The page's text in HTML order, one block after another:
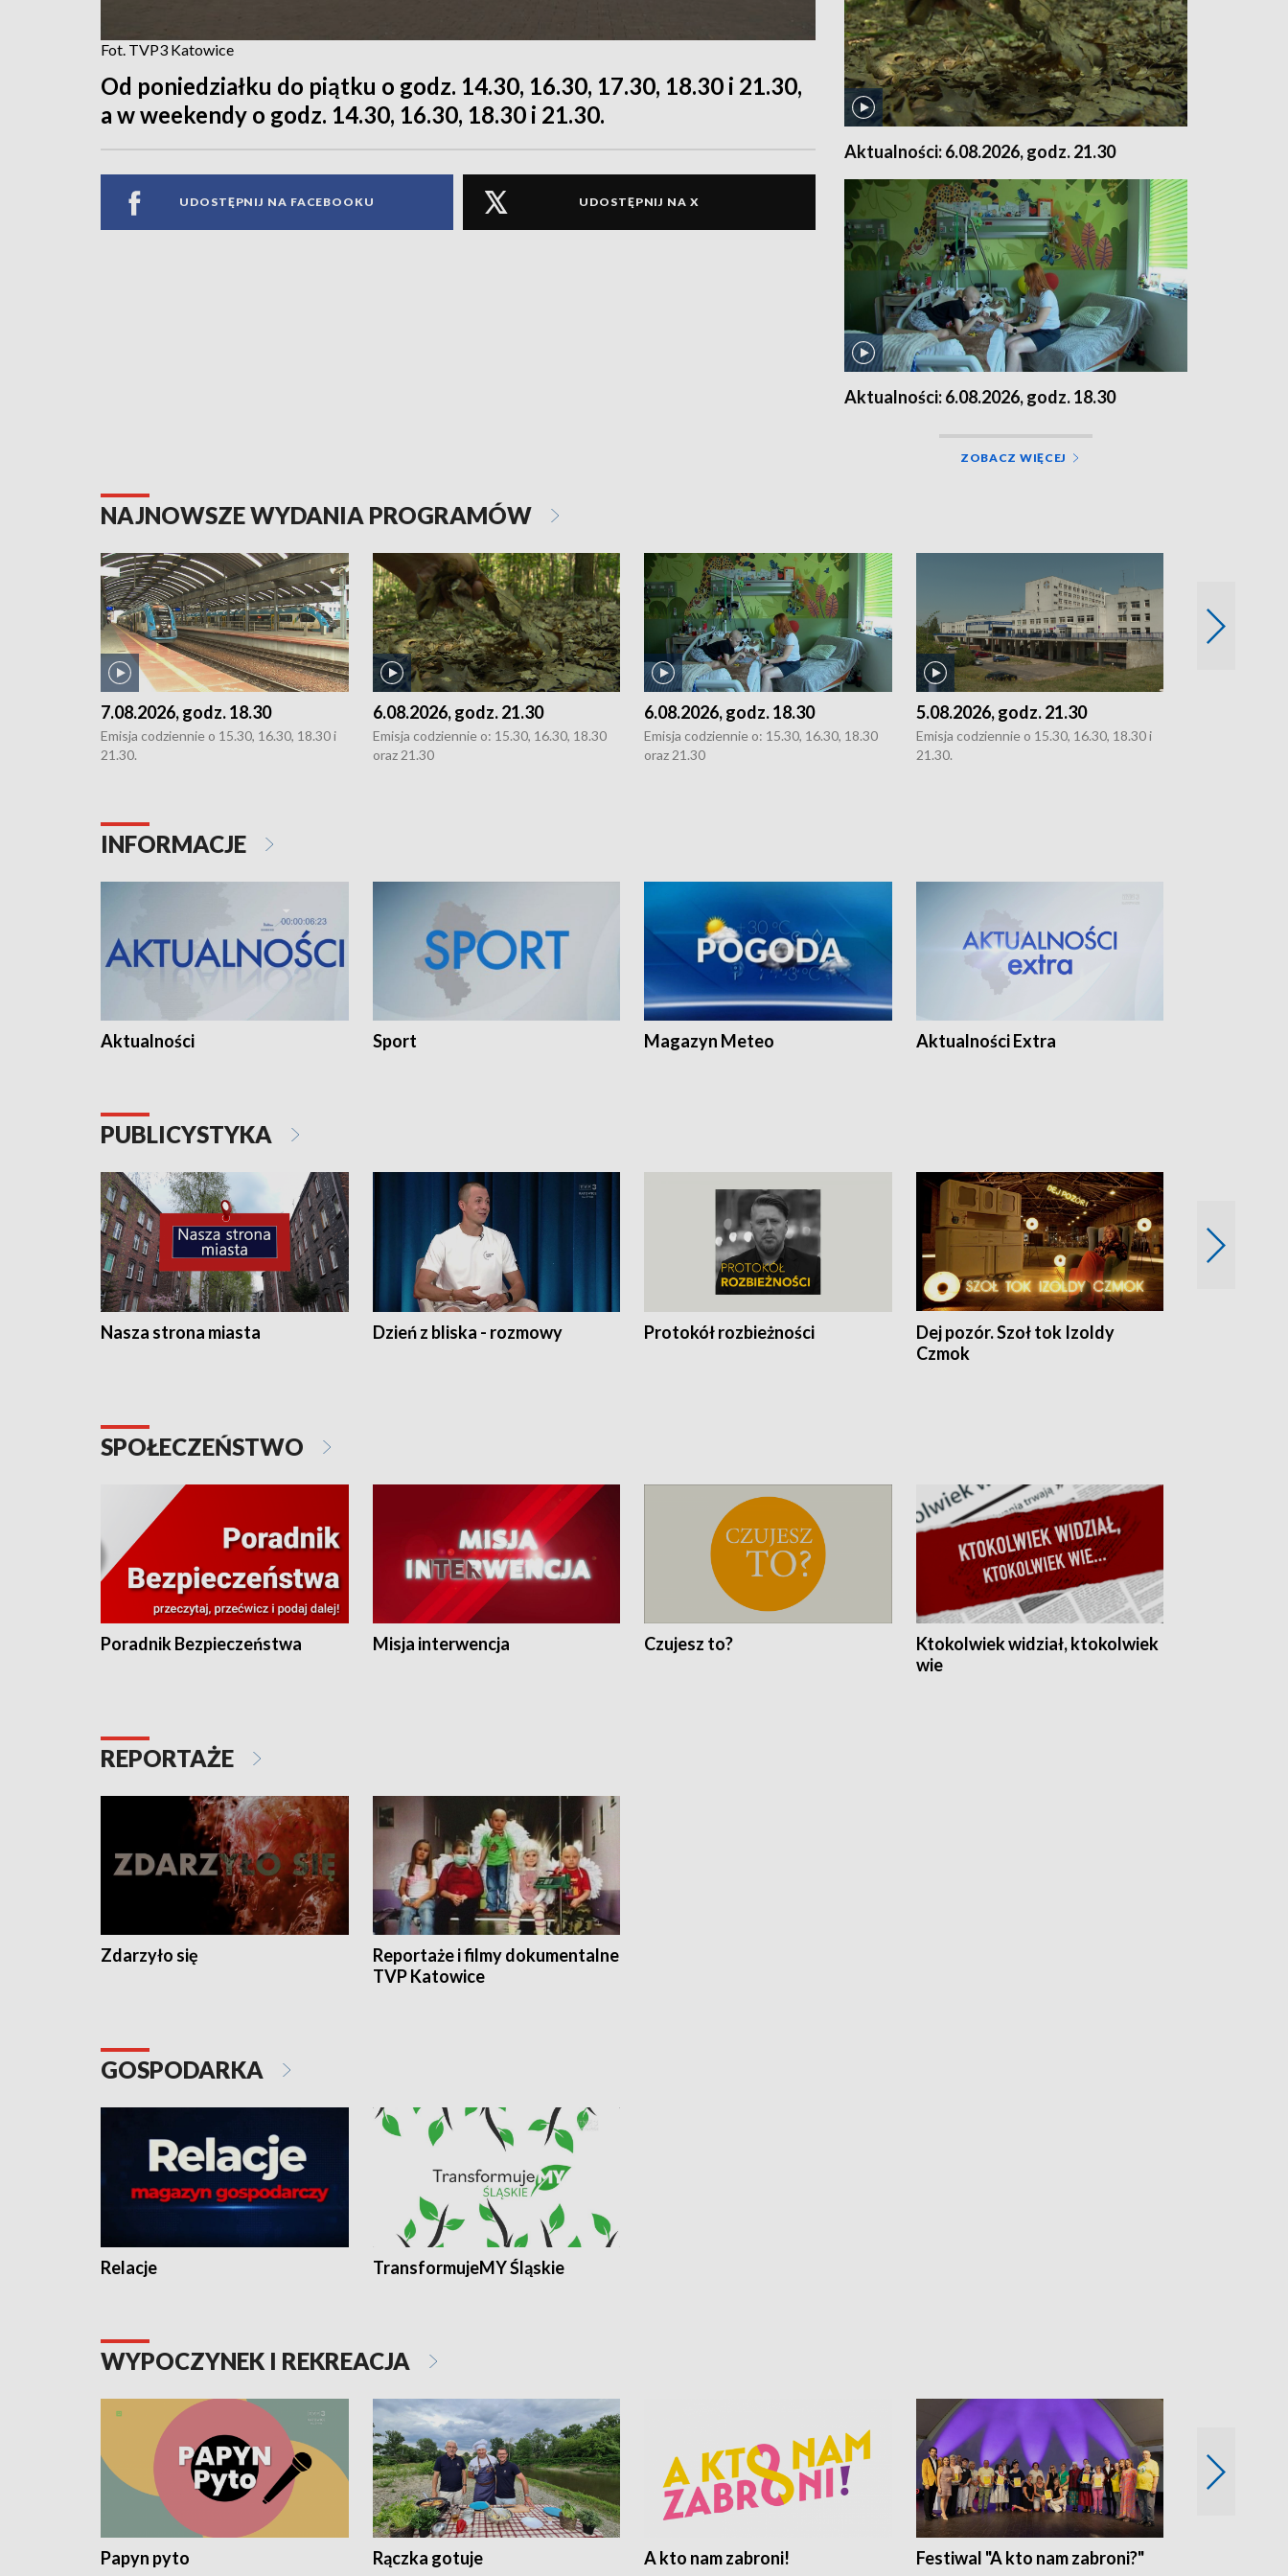
Fot. TVP3 Katowice
Od poniedziałku do piątku o godz. 14.30, 16.30, 17.30, 18.30 i 21.30,
a w weekendy o godz. 14.30, 16.30, 18.30 i 21.30.
UDOSTĘPNIJ NA FACEBOOKU UDOSTĘPNIJ NA X
Aktualności: 6.08.2026, godz. 21.30
Aktualności: 6.08.2026, godz. 18.30
ZOBACZ WIĘCEJ
NAJNOWSZE WYDANIA PROGRAMÓW
7.08.2026, godz. 18.30
Emisja codziennie o 15.30, 16.30, 18.30 i
21.30.
6.08.2026, godz. 21.30
Emisja codziennie o: 15.30, 16.30, 18.30
oraz 21.30
6.08.2026, godz. 18.30
Emisja codziennie o: 15.30, 16.30, 18.30
oraz 21.30
5.08.2026, godz. 21.30
Emisja codziennie o 15.30, 16.30, 18.30 i
21.30.
INFORMACJE
Aktualności Sport Magazyn Meteo Aktualności Extra
PUBLICYSTYKA
Nasza strona miasta Dzień z bliska - rozmowy Protokół rozbieżności
Dej pozór. Szoł tok Izoldy
Czmok
SPOŁECZEŃSTWO
Poradnik Bezpieczeństwa Misja interwencja Czujesz to?
Ktokolwiek widział, ktokolwiek
wie
REPORTAŻE
Zdarzyło się
Reportaże i filmy dokumentalne
TVP Katowice
GOSPODARKA
Relacje TransformujeMY Śląskie
WYPOCZYNEK I REKREACJA
Papyn pyto Rączka gotuje A kto nam zabroni! Festiwal "A kto nam zabroni?"